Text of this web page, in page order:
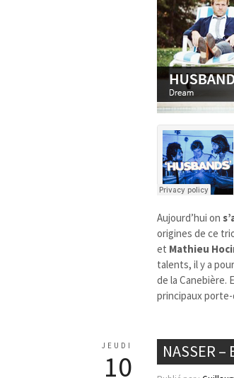
Aujourd’hui on
origines de ce
et Mathieu
talents, il y a
de la Canebière.
principaux porte-
JEUDI
10 NASSER –